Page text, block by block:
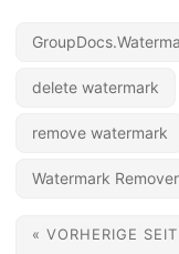
delete watermark
remove watermark
Watermark Remover
« VORHERIGE